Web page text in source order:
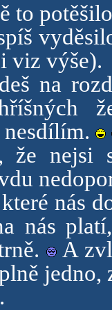
to
viz výše).
na
že nejsi
nás
nás
A
jedno,